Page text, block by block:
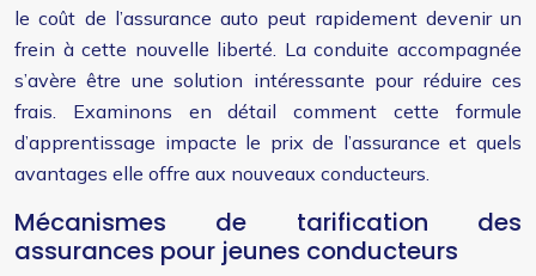
le coût de l’assurance auto peut rapidement devenir un
frein à cette nouvelle liberté. La conduite accompagnée
s’avère être une solution intéressante pour réduire ces
frais. Examinons en détail comment cette formule
d’apprentissage impacte le prix de l’assurance et quels
avantages elle offre aux nouveaux conducteurs.
Mécanismes de tarification des
assurances pour jeunes conducteurs